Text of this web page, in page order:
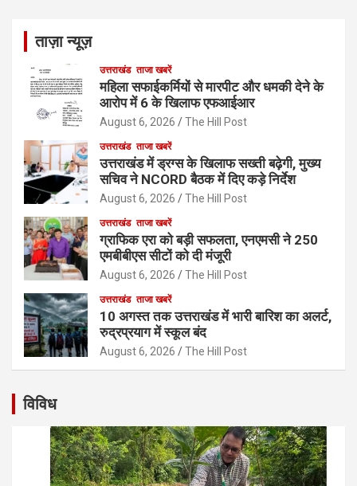
ताज़ा न्यूज़
उत्तराखंड ताजा खबरें
महिला सफाईकर्मियों से मारपीट और धमकी देने के
आरोप में 6 के खिलाफ एफआईआर
August 6, 2026 The Hill Post
उत्तराखंड ताजा खबरें
उत्तराखंड में ड्रग्स के खिलाफ सख्ती बढ़ेगी, मुख्य
सचिव ने NCORD बैठक में दिए कड़े निर्देश
August 6, 2026 The Hill Post
उत्तराखंड ताजा खबरें
ग्राफिक एरा को बड़ी सफलता, एनएमसी ने 250
एमबीबीएस सीटों को दी मंजूरी
August 6, 2026 The Hill Post
उत्तराखंड ताजा खबरें
10 अगस्त तक उत्तराखंड में भारी बारिश का अलर्ट,
रुद्रप्रयाग में स्कूल बंद
August 6, 2026 The Hill Post
विविध